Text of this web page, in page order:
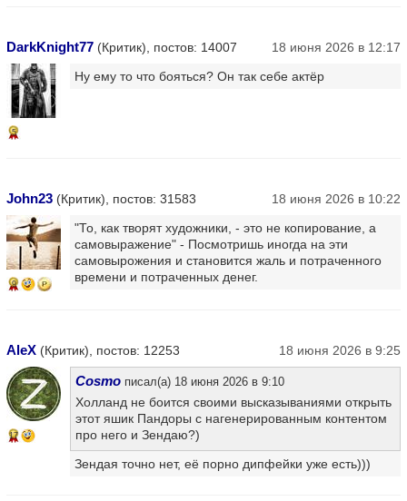
DarkKnight77 (Критик), постов: 14007 18 июня 2026 в 12:17
5
Ну ему то что бояться? Он так себе актёр
John23 (Критик), постов: 31583 18 июня 2026 в 10:22
9
"То, как творят художники, - это не копирование, а
самовыражение" - Посмотришь иногда на эти
самовырожения и становится жаль и потраченного
времени и потраченных денег.
AleX (Критик), постов: 12253 18 июня 2026 в 9:25
17
Cosmo писал(а) 18 июня 2026 в 9:10
Холланд не боится своими высказываниями открыть
этот яшик Пандоры с нагенерированным контентом
про него и Зендаю?)
Зендая точно нет, её порно дипфейки уже есть)))